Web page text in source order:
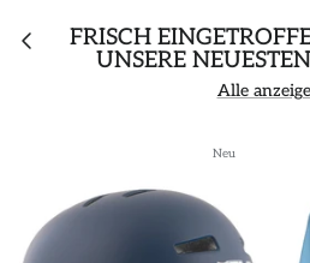
FRISCH
UNSERE
Alle
Neu